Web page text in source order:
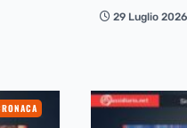
29 Luglio 2026